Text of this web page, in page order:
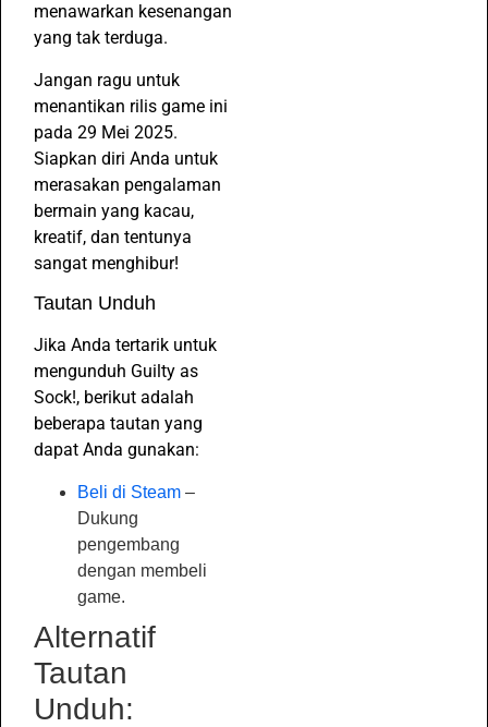
menawarkan kesenangan
yang tak terduga.
Jangan ragu untuk
menantikan rilis game ini
pada 29 Mei 2025.
Siapkan diri Anda untuk
merasakan pengalaman
bermain yang kacau,
kreatif, dan tentunya
sangat menghibur!
Tautan Unduh
Jika Anda tertarik untuk
mengunduh Guilty as
Sock!, berikut adalah
beberapa tautan yang
dapat Anda gunakan:
Beli di Steam –
Dukung
pengembang
dengan membeli
game.
Alternatif
Tautan
Unduh: